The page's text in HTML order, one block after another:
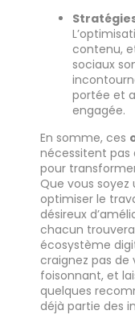
contenu,
sociaux
portée et
engagée.
En somme, ces
nécessitent pas
pour
Que vous
optimiser le
désireux
chacun
écosystème
craignez pas
foisonnant, et
quelques
déjà partie des